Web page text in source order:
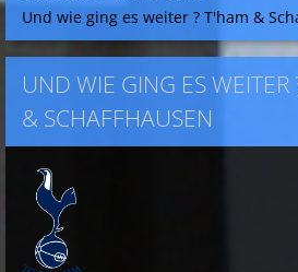
Und wie ging es weiter ? T'ham &
UND WIE GING ES
& SCHAFFHAUSEN